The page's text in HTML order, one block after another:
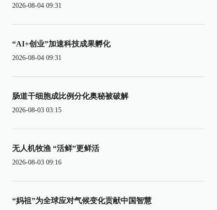
2026-08-04 09:31
“AI+创业”加速科技成果孵化
2026-08-04 09:31
肠道干细胞成比例分化奥秘被破解
2026-08-03 03:15
无人机牧渔 “活鲜”更鲜活
2026-08-03 09:16
“妈祖”为全球应对气候变化贡献中国智慧